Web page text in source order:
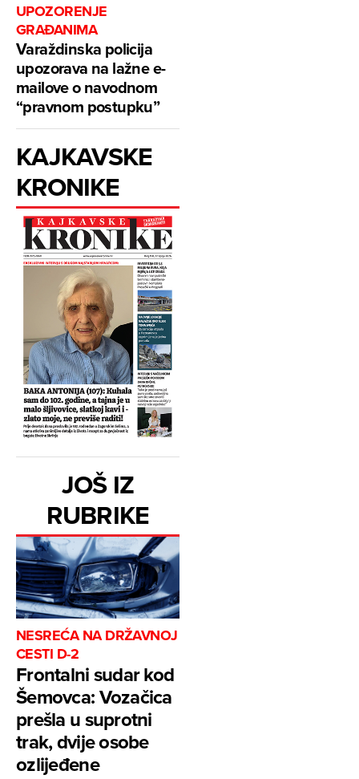
UPOZORENJE
GRAĐANIMA
Varaždinska policija
upozorava na lažne e-
mailove o navodnom
“pravnom postupku”
KAJKAVSKE
KRONIKE
JOŠ IZ
RUBRIKE
NESREĆA NA DRŽAVNOJ
CESTI D-2
Frontalni sudar kod
Šemovca: Vozačica
prešla u suprotni
trak, dvije osobe
ozlijeđene